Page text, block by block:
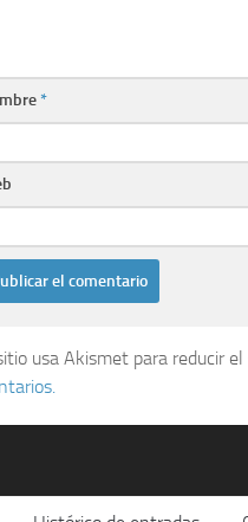
*
usa Akismet para reducir el